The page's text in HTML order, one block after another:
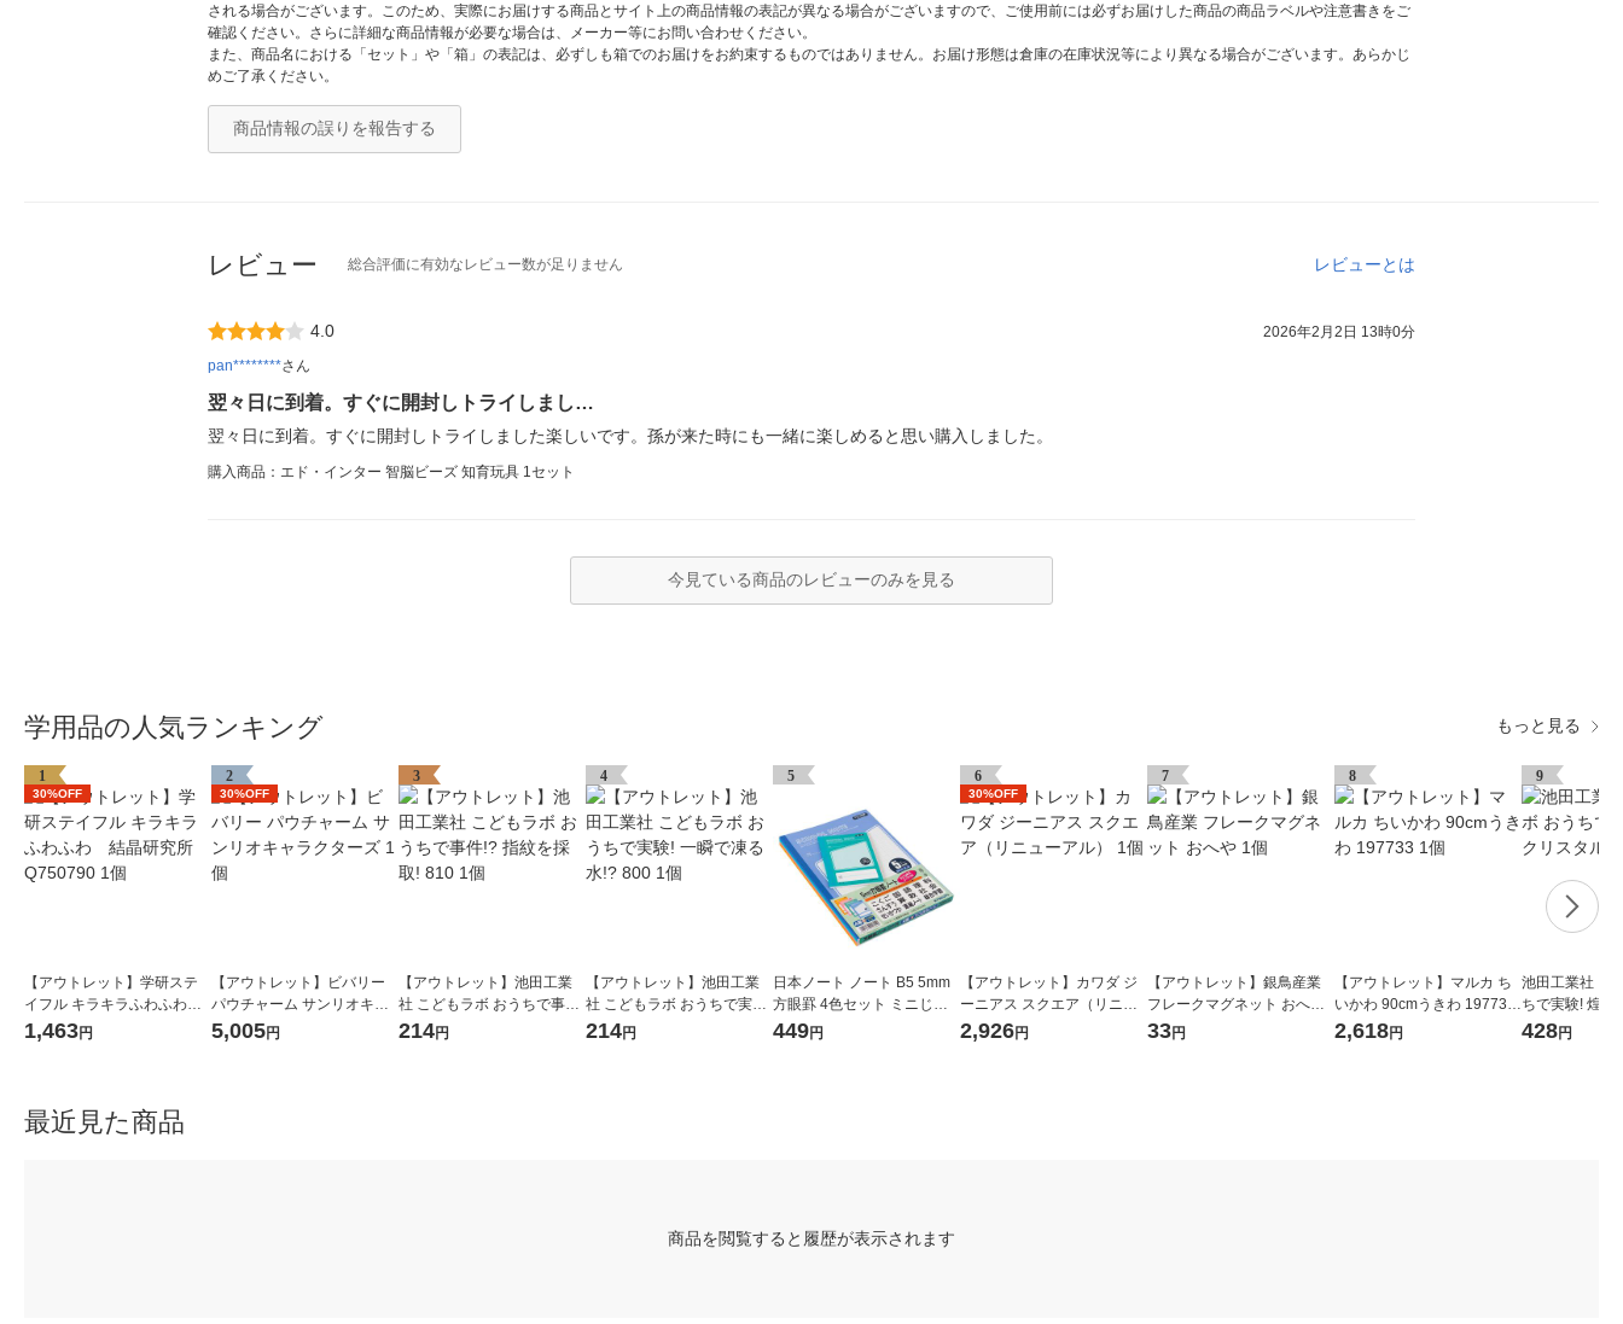
される場合がございます。このため、実際にお届けする商品とサイト上の商品情報の表記が異なる場合がございますので、ご使用前には必ずお届けした商品の商品ラベルや注意書きをご
確認ください。さらに詳細な商品情報が必要な場合は、メーカー等にお問い合わせください。
また、商品名における「セット」や「箱」の表記は、必ずしも箱でのお届けをお約束するものではありません。お届け形態は倉庫の在庫状況等により異なる場合がございます。あらかじ
めご了承ください。
商品情報の誤りを報告する
レビュー 総合評価に有効なレビュー数が足りません レビューとは
4.0
2026年2月2日 13時0分
pan********さん
翌々日に到着。すぐに開封しトライしまし…
翌々日に到着。すぐに開封しトライしました楽しいです。孫が来た時にも一緒に楽しめると思い購入しました。
購入商品：エド・インター 智脳ビーズ 知育玩具 1セット
今見ている商品のレビューのみを見る
学用品の人気ランキング もっと見る
1
30%OFF
【アウトレット】学研ステ
イフル キラキラふわふわ
結晶研究所 Q750790 1個
1,463円
2
30%OFF
【アウトレット】ビバリー
パウチャーム サンリオキャ
ラクターズ 1個
5,005円
3
【アウトレット】池田工業
社 こどもラボ おうちで事
件!? 指紋を採取! 810 1個
214円
4
【アウトレット】池田工業
社 こどもラボ おうちで実験!
一瞬で凍る水!? 800 1個
214円
5
日本ノート ノート B5 5mm
方眼罫 4色セット ミニじゆ
うノートおまけ付 学習帳 LM
449円
6
30%OFF
【アウトレット】カワダ ジ
ーニアス スクエア（リニュ
ーアル） 1個
2,926円
7
【アウトレット】銀鳥産業
フレークマグネット おへや
1個
33円
8
【アウトレット】マルカ ち
いかわ 90cmうきわ 197733
1個
2,618円
9
池田工業社 こ
ちで実験! 煌め
780 1個
428円
最近見た商品
商品を閲覧すると履歴が表示されます